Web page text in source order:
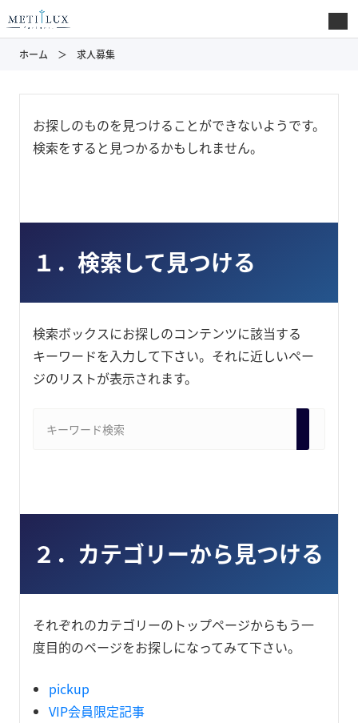
ホーム 求人募集
お探しのものを見つけることができないようです。
検索をすると見つかるかもしれません。
１．検索して見つける
検索ボックスにお探しのコンテンツに該当する
キーワードを入力して下さい。それに近しいペー
ジのリストが表示されます。
２．カテゴリーから見つける
それぞれのカテゴリーのトップページからもう一
度目的のページをお探しになってみて下さい。
pickup
VIP会員限定記事